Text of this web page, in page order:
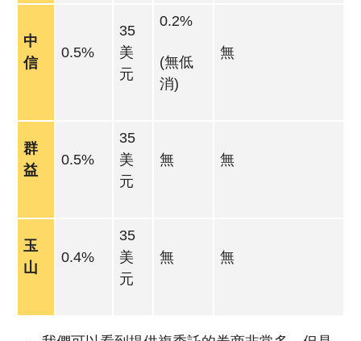
中
信
0.5%
35
美
元
0.2%
(無低
消)
無
群
益
0.5%
35
美
元
無 無
玉
山
0.4%
35
美
元
無 無